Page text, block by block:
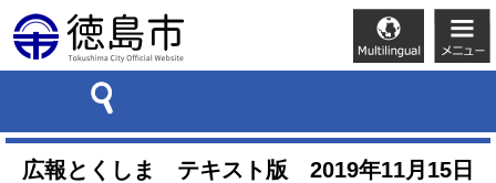
広報とくしま テキスト版 2019年11月15日